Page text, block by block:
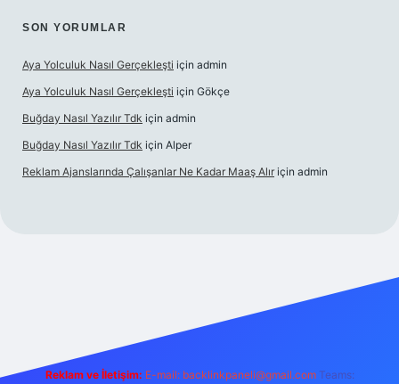
SON YORUMLAR
Aya Yolculuk Nasıl Gerçekleşti için admin
Aya Yolculuk Nasıl Gerçekleşti için Gökçe
Buğday Nasıl Yazılır Tdk için admin
Buğday Nasıl Yazılır Tdk için Alper
Reklam Ajanslarında Çalışanlar Ne Kadar Maaş Alır için admin
Reklam ve İletişim: E-mail: backlinkpaneli@gmail.com Teams: